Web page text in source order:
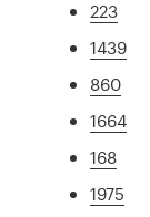
223
1439
860
1664
168
1975